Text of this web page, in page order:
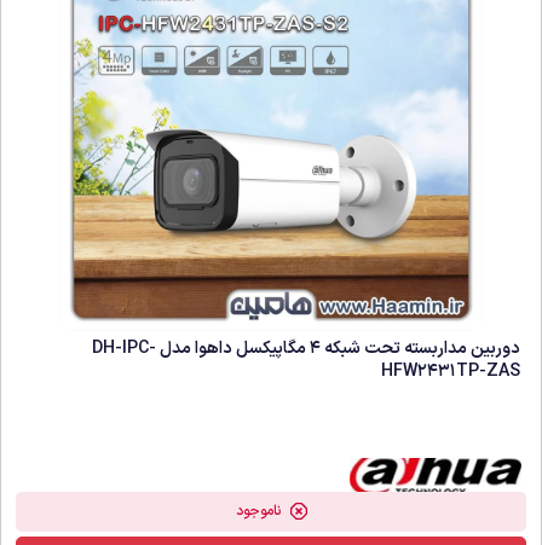
دوربین مداربسته تحت شبکه 4 مگاپیکسل داهوا مدل DH-IPC-
HFW2431TP-ZAS
ناموجود